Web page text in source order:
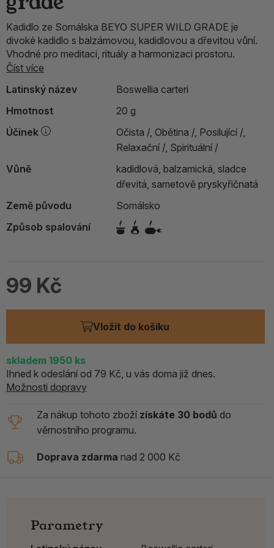
Kadidlo ze Somálska BEYO SUPER WILD GRADE je
divoké kadidlo s balzámovou, kadidlovou a dřevitou vůní.
Vhodné pro meditaci, rituály a harmonizaci prostoru.
Číst více
Latinský název
Boswellia carteri
Hmotnost
20 g
Účinek
Očista /, Obětina /, Posilující /,
Relaxační /, Spirituální /
Vůně
kadidlová, balzamická, sladce
dřevitá, sametově pryskyřičnatá
Země původu
Somálsko
Způsob spalování
99 Kč
Vložit do košíku
skladem 1950 ks
Ihned k odeslání od 79 Kč, u vás doma již dnes.
Možnosti dopravy
Za nákup tohoto zboží získáte 30 bodů do
věrnostního programu.
Doprava zdarma nad 2 000 Kč
Parametry